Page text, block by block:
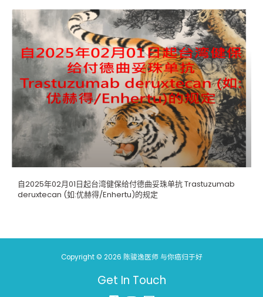
自2025年02月01日起台湾健保给付德曲妥珠单抗 Trastuzumab
deruxtecan (如:优赫得/Enhertu)的规定
Copyright © 2026 陈骏逸医师 与你癌归于好
Get In Touch